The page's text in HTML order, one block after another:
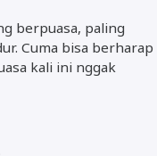
berpuasa, paling
Cuma bisa berharap
kali ini nggak